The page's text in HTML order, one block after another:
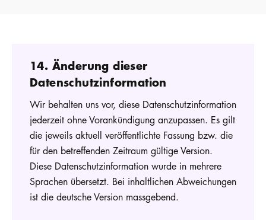
14. Änderung dieser
Datenschutzinformation
Wir behalten uns vor, diese Datenschutzinformation
jederzeit ohne Vorankündigung anzupassen. Es gilt
die jeweils aktuell veröffentlichte Fassung bzw. die
für den betreffenden Zeitraum gültige Version.
Diese Datenschutzinformation wurde in mehrere
Sprachen übersetzt. Bei inhaltlichen Abweichungen
ist die deutsche Version massgebend.